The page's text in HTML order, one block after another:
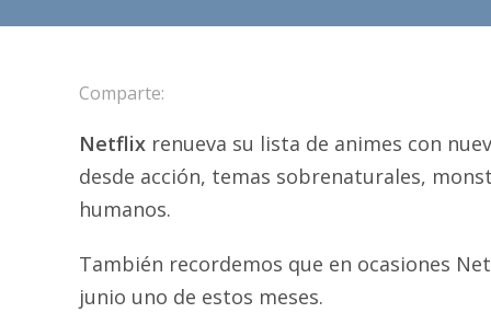
Comparte:
Netflix renueva su lista de animes con
desde acción, temas sobrenaturales,
humanos.
También recordemos que en ocasiones
junio uno de estos meses.